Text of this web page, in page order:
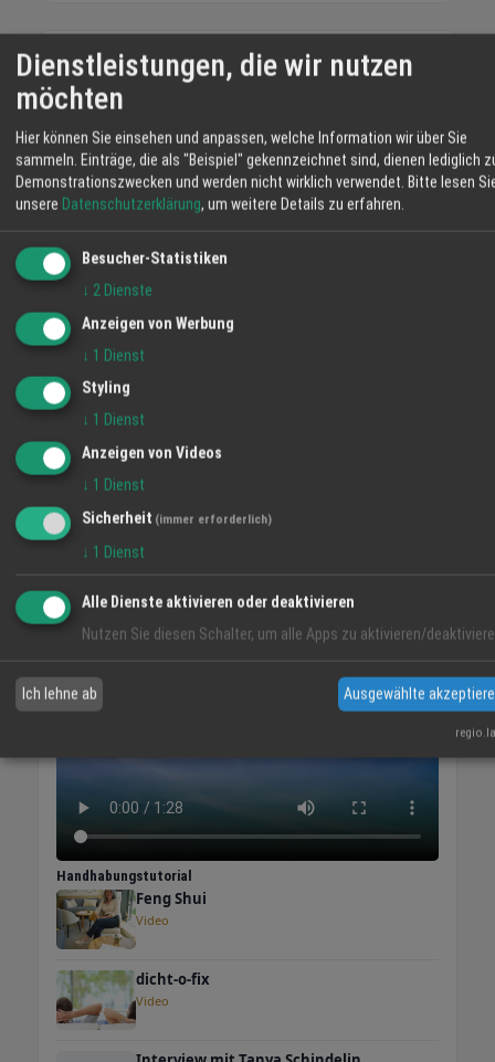
weiten Wiesen. So wächst das Fleisch
bekommen Sie Rind- und Schweinefleisch,
Eier, Brot, Obst und weitere Erzeugnisse aus
eigener Landwirtschaft. Mit Ihrem Einkauf
Landwirtschaft, die nah, transparent und
eingebunden in die Umgebung arbeitet. Ihre
Familie vom Hofladen Schmiederhof
19 °C
Klarer Himmel
06:09 77 % SO 4 km/h 20:59
31° / 19°
VIDEO-TIPP
Handhabungstutorial
Feng Shui
Video
dicht-o-fix
Video
Dienstleistungen, die wir nutzen
möchten
Hier können Sie einsehen und anpassen, welche Information wir über Sie
sammeln. Einträge, die als "Beispiel" gekennzeichnet sind, dienen lediglich
Demonstrationszwecken und werden nicht wirklich verwendet. Bitte lesen
unsere Datenschutzerklärung, um weitere Details zu erfahren.
Besucher-Statistiken
↓ 2 Dienste
Anzeigen von Werbung
↓ 1 Dienst
Styling
↓ 1 Dienst
Anzeigen von Videos
↓ 1 Dienst
Sicherheit (immer erforderlich)
↓ 1 Dienst
Alle Dienste aktivieren oder deaktivieren
Nutzen Sie diesen Schalter, um alle Apps zu aktivieren/
Ich lehne ab Ausgewählte